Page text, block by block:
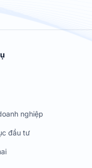
nghiệp
đầu tư